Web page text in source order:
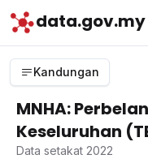
data.gov.my
Kandungan
MNHA:
Keseluruhan
Data setakat 2022